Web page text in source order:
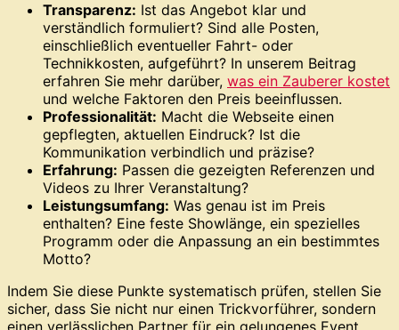
Transparenz: Ist das Angebot klar und
verständlich formuliert? Sind alle Posten,
einschließlich eventueller Fahrt- oder
Technikkosten, aufgeführt? In unserem Beitrag
erfahren Sie mehr darüber, was ein Zauberer kostet
und welche Faktoren den Preis beeinflussen.
Professionalität: Macht die Webseite einen
gepflegten, aktuellen Eindruck? Ist die
Kommunikation verbindlich und präzise?
Erfahrung: Passen die gezeigten Referenzen und
Videos zu Ihrer Veranstaltung?
Leistungsumfang: Was genau ist im Preis
enthalten? Eine feste Showlänge, ein spezielles
Programm oder die Anpassung an ein bestimmtes
Motto?
Indem Sie diese Punkte systematisch prüfen, stellen Sie
sicher, dass Sie nicht nur einen Trickvorführer, sondern